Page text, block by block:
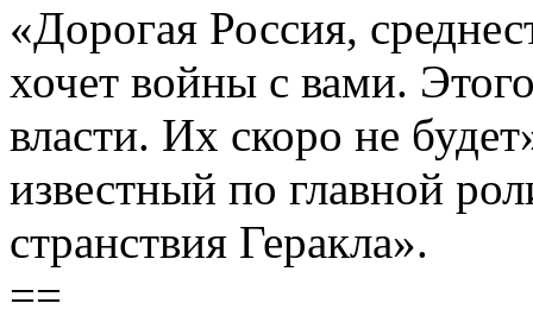
«Дорогая Россия,
хочет войны с вами.
власти. Их скоро не
известный по главной
странствия Геракла».
==